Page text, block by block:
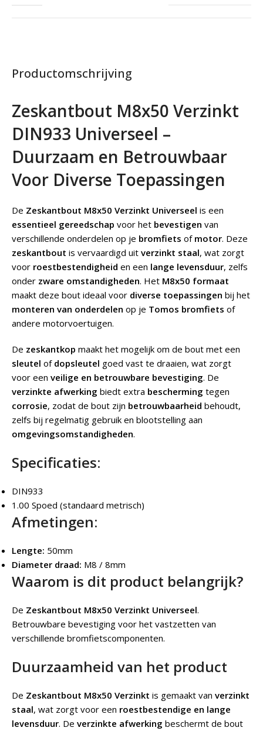
Productomschrijving
Zeskantbout M8x50 Verzinkt
DIN933 Universeel –
Duurzaam en Betrouwbaar
Voor Diverse Toepassingen
De Zeskantbout M8x50 Verzinkt Universeel is een
essentieel gereedschap voor het bevestigen van
verschillende onderdelen op je bromfiets of motor. Deze
zeskantbout is vervaardigd uit verzinkt staal, wat zorgt
voor roestbestendigheid en een lange levensduur, zelfs
onder zware omstandigheden. Het M8x50 formaat
maakt deze bout ideaal voor diverse toepassingen bij het
monteren van onderdelen op je Tomos bromfiets of
andere motorvoertuigen.
De zeskantkop maakt het mogelijk om de bout met een
sleutel of dopsleutel goed vast te draaien, wat zorgt
voor een veilige en betrouwbare bevestiging. De
verzinkte afwerking biedt extra bescherming tegen
corrosie, zodat de bout zijn betrouwbaarheid behoudt,
zelfs bij regelmatig gebruik en blootstelling aan
omgevingsomstandigheden.
Specificaties:
DIN933
1.00 Spoed (standaard metrisch)
Afmetingen:
Lengte: 50mm
Diameter draad: M8 / 8mm
Waarom is dit product belangrijk?
De Zeskantbout M8x50 Verzinkt Universeel.
Betrouwbare bevestiging voor het vastzetten van
verschillende bromfietscomponenten.
Duurzaamheid van het product
De Zeskantbout M8x50 Verzinkt is gemaakt van verzinkt
staal, wat zorgt voor een roestbestendige en lange
levensduur. De verzinkte afwerking beschermt de bout